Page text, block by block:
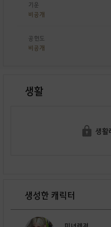
기운
비공개
공헌도
비공개
생활
생활
생성한 캐릭터